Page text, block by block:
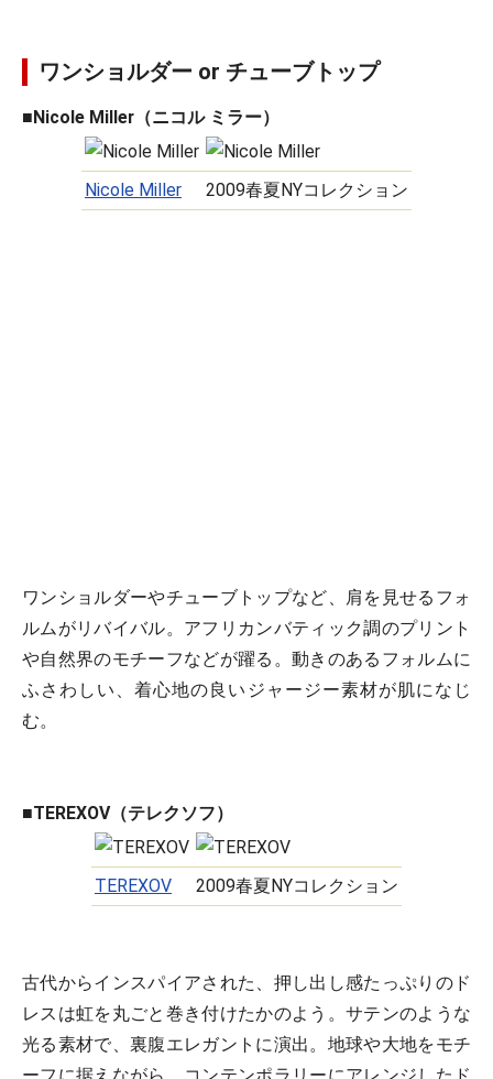
ワンショルダー or チューブトップ
■Nicole Miller（ニコル ミラー）
Nicole Miller 2009春夏NYコレクション
ワンショルダーやチューブトップなど、肩を見せるフォ
ルムがリバイバル。アフリカンバティック調のプリント
や自然界のモチーフなどが躍る。動きのあるフォルムに
ふさわしい、着心地の良いジャージー素材が肌になじ
む。
■TEREXOV（テレクソフ）
TEREXOV 2009春夏NYコレクション
古代からインスパイアされた、押し出し感たっぷりのド
レスは虹を丸ごと巻き付けたかのよう。サテンのような
光る素材で、裏腹エレガントに演出。地球や大地をモチ